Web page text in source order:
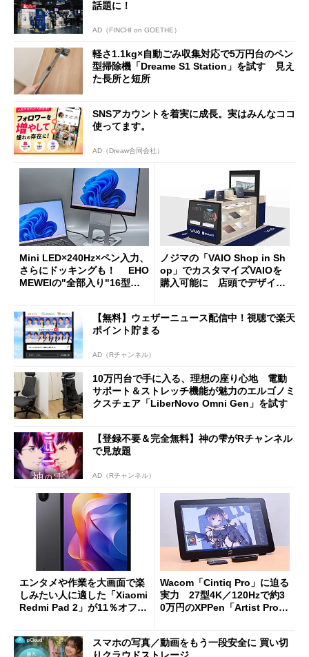
話題に！
AD（FINCHI on GOETHE）
軽さ1.1kg×自動ごみ収集対応で5万円台のペン
型掃除機「Dreame S1 Station」を試す 見え
た長所と短所
SNSアカウントを着実に成長。実はみんなココ
使ってます。
AD（Dreaw合同会社）
Mini LED×240Hz×ペン入力、
さらにドッキングも！ EHO
MEWEIの"全部入り"16型モ
ノジマの「VAIO Shop in Sh
op」でカスタマイズVAIOを
購入可能に 店頭でデザイン
【無料】ウェザーニュース配信中！視聴で楽天
ポイント貯まる
AD（Rチャンネル）
10万円台で手に入る、理想の座り心地 電動
サポート＆ストレッチ機能が魅力のエルゴノミ
クスチェア「LiberNovo Omni Gen」を試す
【登録不要＆完全無料】神の雫がRチャンネル
で見放題
AD（Rチャンネル）
エンタメや作業を大画面で楽
しみたい人に適した「Xiaomi
Redmi Pad 2」が11％オフの
Wacom「Cintiq Pro」に迫る
実力 27型4K／120Hzで約3
0万円のXPPen「Artist Pro 2
スマホの写真／動画をもう一段安全に 買い切